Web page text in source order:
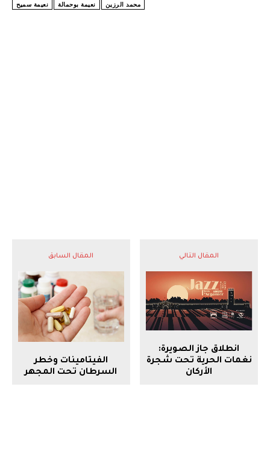
محمد الرزين نعيمة بوحمالة نعيمة سميح
المقال السابق
الفيتامينات وخطر
السرطان تحت المجهر
المقال التالي
انطلاق جاز الصويرة:
نغمات الحرية تحت شجرة
الأركان